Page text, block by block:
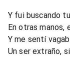
Y fui buscando
En otras manos,
Y me sentí
Un ser extraño,